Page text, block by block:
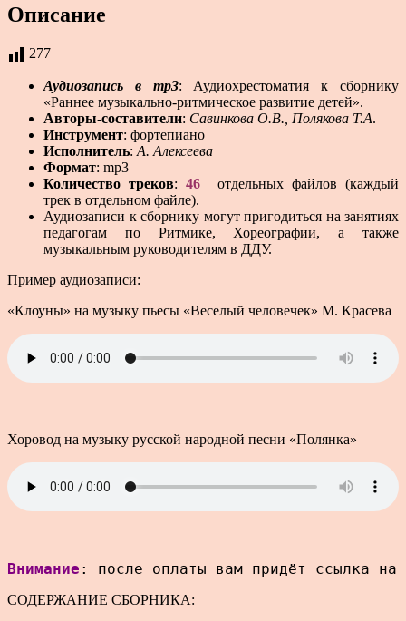
Описание
277
Аудиозапись в mp3: Аудиохрестоматия к сборнику
«Раннее музыкально-ритмическое развитие детей».
Авторы-составители: Савинкова О.В., Полякова Т.А.
Инструмент: фортепиано
Исполнитель: А. Алексеева
Формат: mp3
Количество треков:46
отдельных файлов (каждый
трек в отдельном файле).
Аудиозаписи к сборнику могут пригодиться на занятиях
педагогам по Ритмике, Хореографии, а также
музыкальным руководителям в ДДУ.
Пример аудиозаписи:
«Клоуны» на музыку пьесы «Веселый человечек» М. Красева
Хоровод на музыку русской народной песни «Полянка»
Внимание : после оплаты вам придёт ссылка
СОДЕРЖАНИЕ СБОРНИКА: